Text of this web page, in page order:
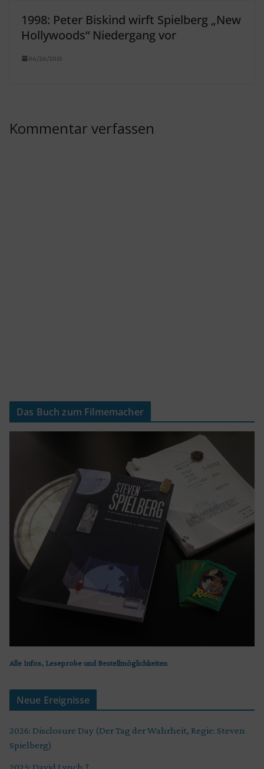
1998: Peter Biskind wirft Spielberg „New
Hollywoods“ Niedergang vor
06/26/2015
Kommentar verfassen
Das Buch zum Filmemacher
Alle Infos, Leseprobe und Bestellmöglichkeiten
Neue Ereignisse
2026: Disclosure Day (Der Tag der Wahrheit, Regie: Steven
Spielberg)